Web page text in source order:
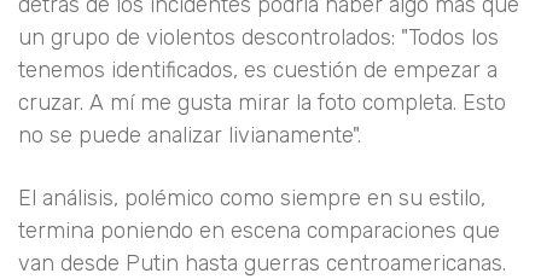
un grupo de violentos descontrolados: "Todos los
tenemos identificados, es cuestión de empezar a
cruzar. A mí me gusta mirar la foto completa. Esto
no se puede analizar livianamente".
El análisis, polémico como siempre en su estilo,
termina poniendo en escena comparaciones que
van desde Putin hasta guerras centroamericanas.